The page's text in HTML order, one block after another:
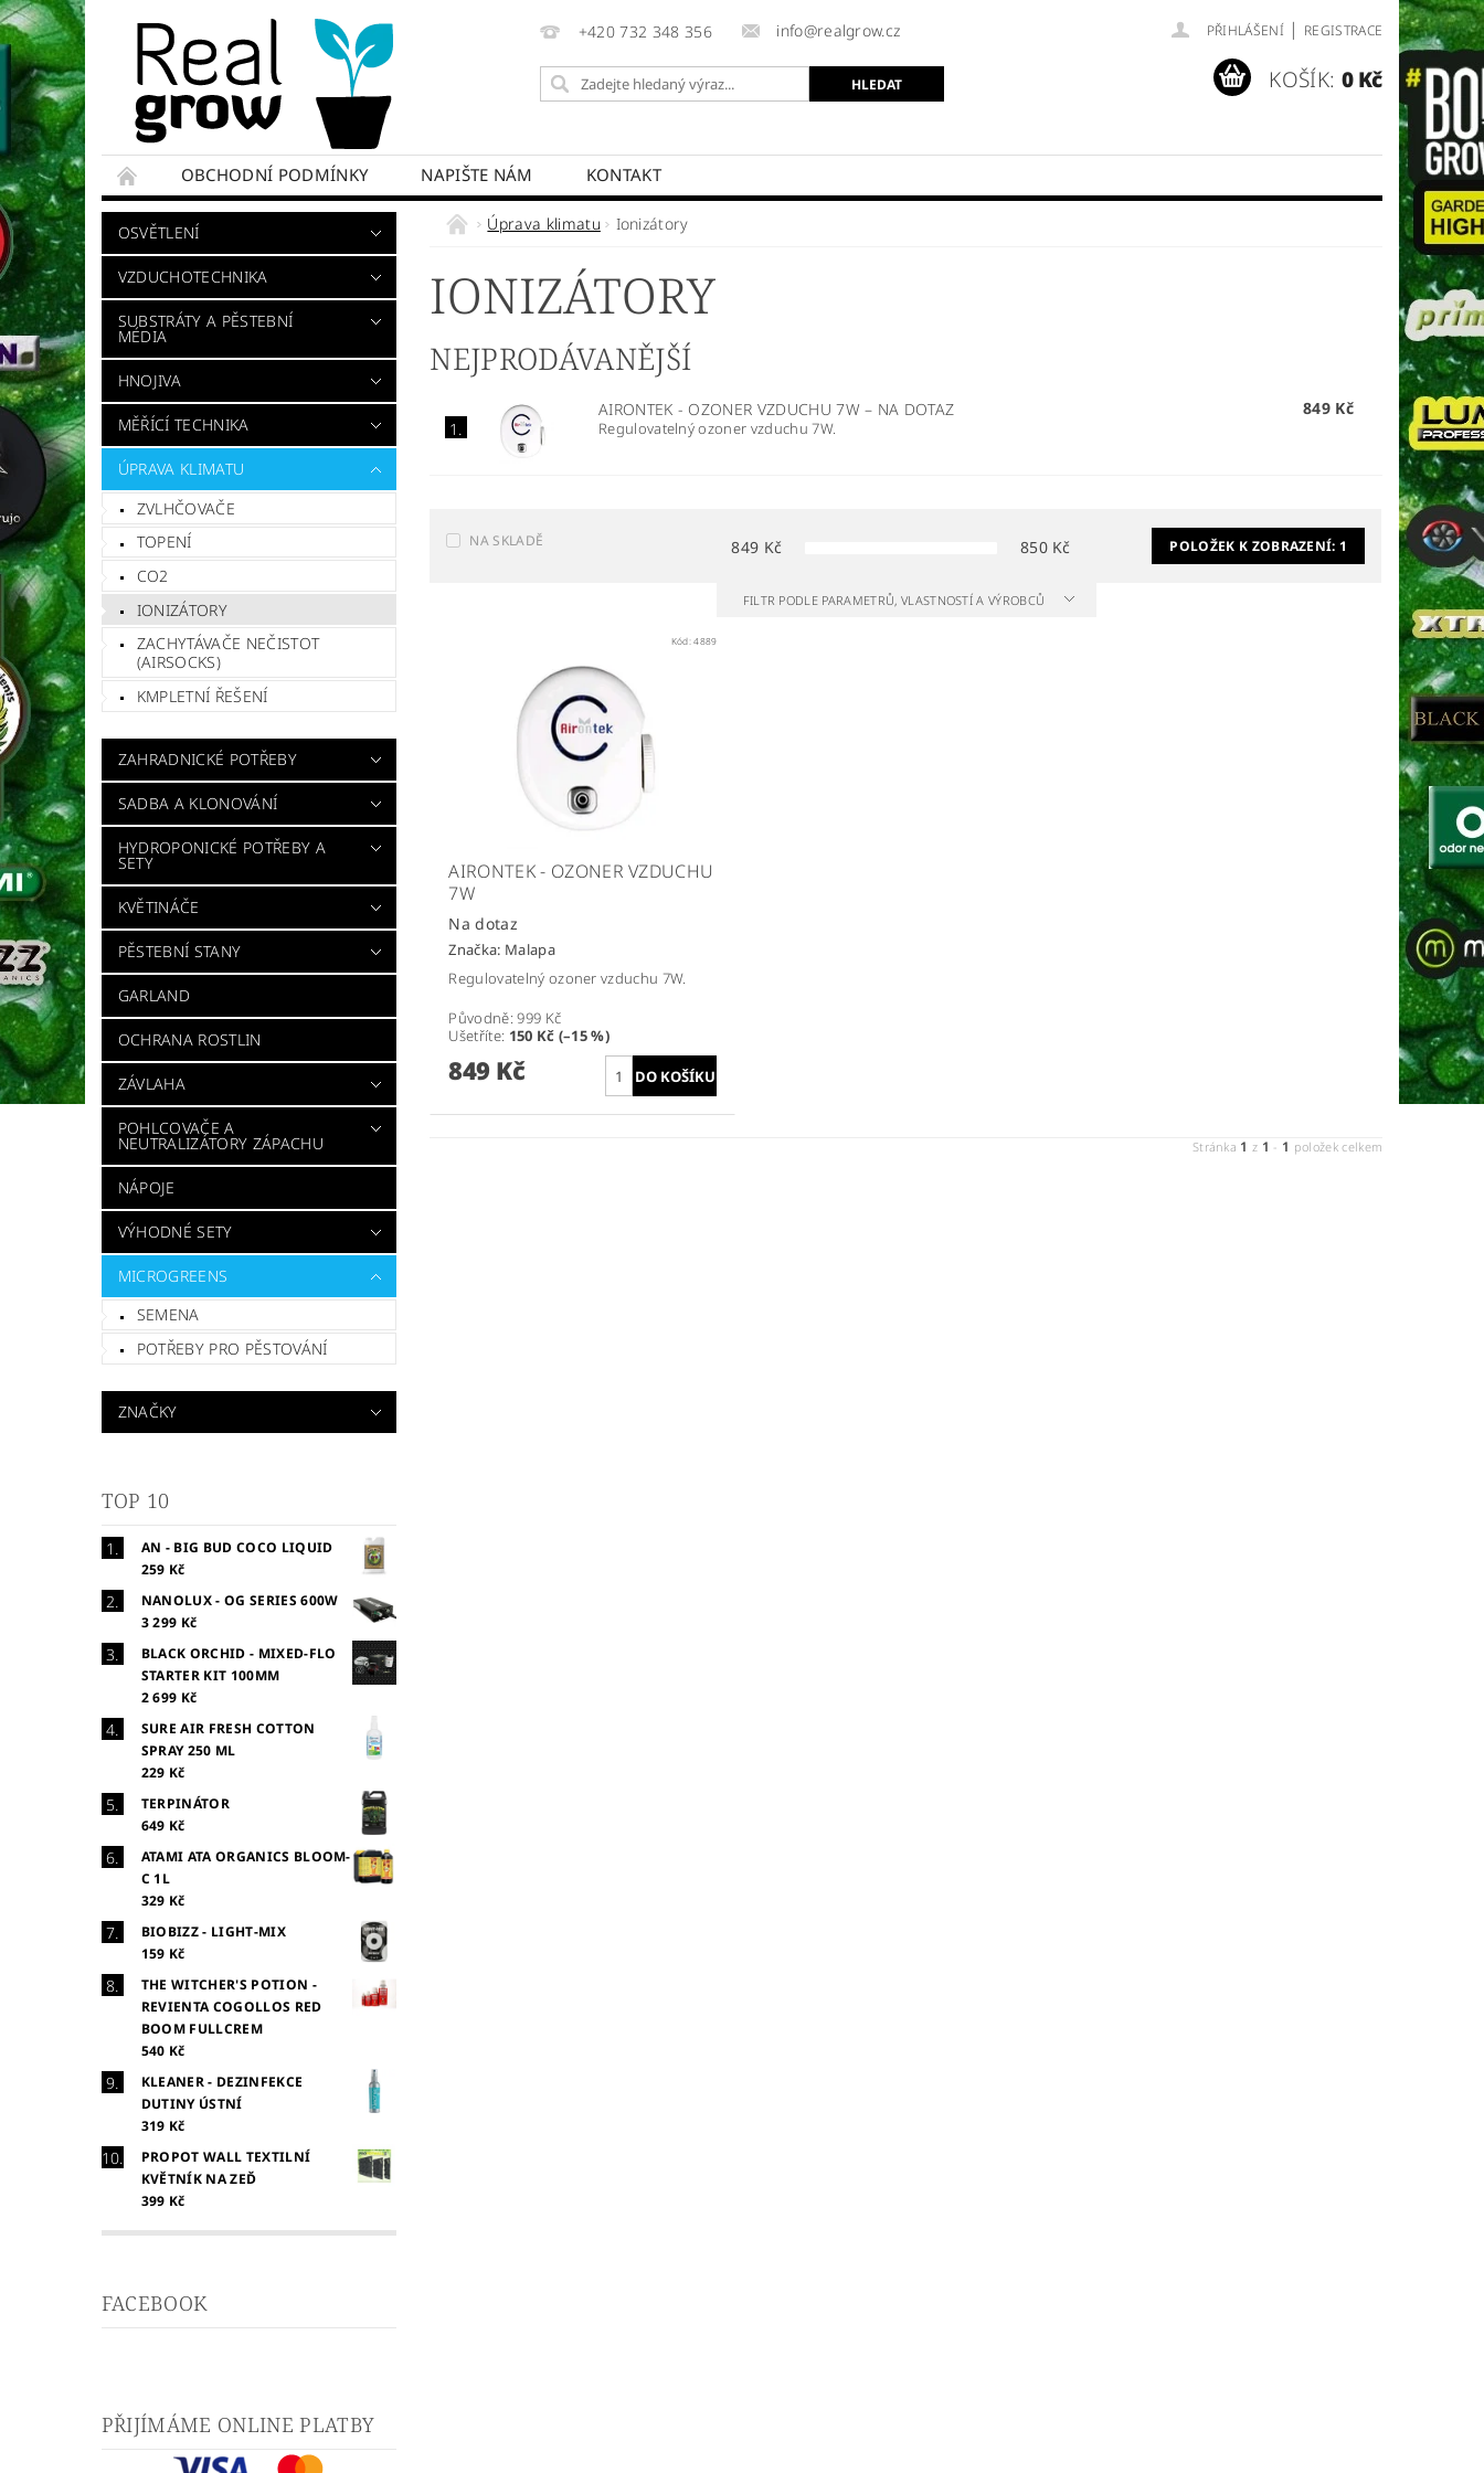
+420 732 348 356 info@realgrow.cz PŘIHLÁŠENÍ | REGISTRACE
KOŠÍK: 0 Kč
OBCHODNÍ PODMÍNKY NAPIŠTE NÁM KONTAKT
OSVĚTLENÍ
VZDUCHOTECHNIKA
SUBSTRÁTY A PĚSTEBNÍ
MÉDIA
HNOJIVA
MĚŘÍCÍ TECHNIKA
ÚPRAVA KLIMATU
ZVLHČOVAČE
TOPENÍ
CO2
IONIZÁTORY
ZACHYTÁVAČE NEČISTOT
(AIRSOCKS)
KMPLETNÍ ŘEŠENÍ
ZAHRADNICKÉ POTŘEBY
SADBA A KLONOVÁNÍ
HYDROPONICKÉ POTŘEBY A
SETY
KVĚTINÁČE
PĚSTEBNÍ STANY
GARLAND
OCHRANA ROSTLIN
ZÁVLAHA
POHLCOVAČE A
NEUTRALIZÁTORY ZÁPACHU
NÁPOJE
VÝHODNÉ SETY
MICROGREENS
SEMENA
POTŘEBY PRO PĚSTOVÁNÍ
ZNAČKY
TOP 10
AN - BIG BUD COCO LIQUID
259 Kč
NANOLUX - OG SERIES 600W
3 299 Kč
BLACK ORCHID - MIXED-FLO
STARTER KIT 100MM
2 699 Kč
SURE AIR FRESH COTTON
SPRAY 250 ML
229 Kč
TERPINÁTOR
649 Kč
ATAMI ATA ORGANICS BLOOM-
C 1L
329 Kč
BIOBIZZ - LIGHT-MIX
159 Kč
THE WITCHER'S POTION -
REVIENTA COGOLLOS RED
BOOM FULLCREM
540 Kč
KLEANER - DEZINFEKCE
DUTINY ÚSTNÍ
319 Kč
PROPOT WALL TEXTILNÍ
KVĚTNÍK NA ZEĎ
399 Kč
FACEBOOK
PŘIJÍMÁME ONLINE PLATBY
Úprava klimatu Ionizátory
IONIZÁTORY
NEJPRODÁVANĚJŠÍ
1.
AIRONTEK - OZONER VZDUCHU 7W– NA DOTAZ
Regulovatelný ozoner vzduchu 7W.
849 Kč
NA SKLADĚ 849 Kč 850Kč POLOŽEK K ZOBRAZENÍ: 1
FILTR PODLE PARAMETRŮ, VLASTNOSTÍ A VÝROBCŮ
Kód:4889
AIRONTEK - OZONER VZDUCHU
7W
Na dotaz
Značka: Malapa
Regulovatelný ozoner vzduchu 7W.
Původně:999 Kč
Ušetříte: 150 Kč (–15 %)
849 Kč
Stránka 1 z 1 - 1 položek celkem